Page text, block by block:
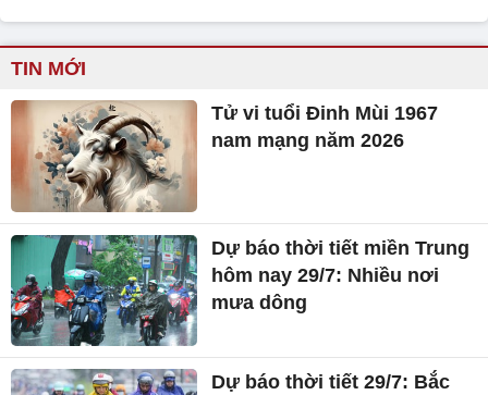
TIN MỚI
Tử vi tuổi Đinh Mùi 1967
nam mạng năm 2026
Dự báo thời tiết miền Trung
hôm nay 29/7: Nhiều nơi
mưa dông
Dự báo thời tiết 29/7: Bắc